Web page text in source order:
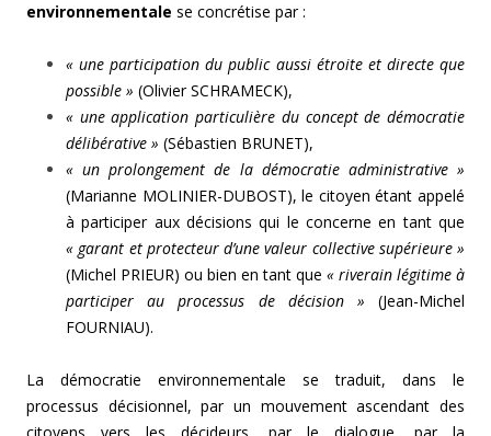
environnementale se concrétise par :
« une participation du public aussi étroite et directe que
possible » (Olivier SCHRAMECK),
« une application particulière du concept de démocratie
délibérative » (Sébastien BRUNET),
« un prolongement de la démocratie administrative »
(Marianne MOLINIER-DUBOST), le citoyen étant appelé
à participer aux décisions qui le concerne en tant que
« garant et protecteur d’une valeur collective supérieure »
(Michel PRIEUR) ou bien en tant que « riverain légitime à
participer au processus de décision » (Jean-Michel
FOURNIAU).
La démocratie environnementale se traduit, dans le
processus décisionnel, par un mouvement ascendant des